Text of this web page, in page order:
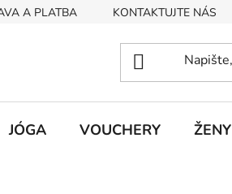
A PLATBA KONTAKTUJTE NÁS
JÓGA VOUCHERY ŽENY